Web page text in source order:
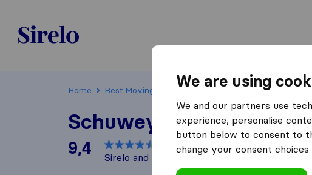
Sirelo.ch
Home Best Moving Companies in Switzerland Bernex
Schuwey Transports Sàrl
9,4 based on23
Sirelo and Google reviews
We are using
We and our partners use
experience, personalise
button below to consent to
change your consent